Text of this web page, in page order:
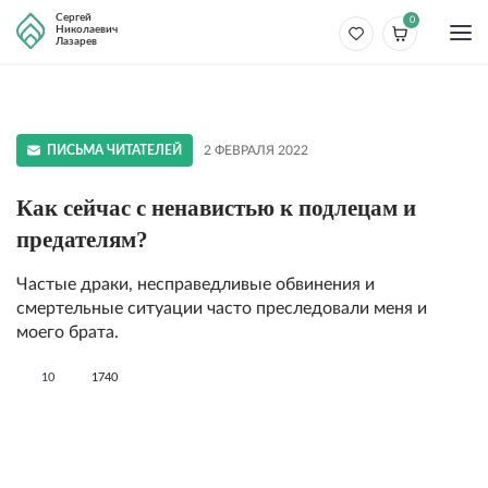
Сергей
Николаевич
Лазарев
0
ПИСЬМА ЧИТАТЕЛЕЙ 2 ФЕВРАЛЯ 2022
Как сейчас с ненавистью к подлецам и
предателям?
Частые драки, несправедливые обвинения и
смертельные ситуации часто преследовали меня и
моего брата.
10 1740